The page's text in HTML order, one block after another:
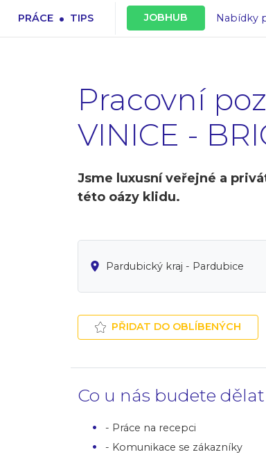
PRÁCE . TIPS JOBHUB Nabídky
Pracovní
VINICE -
Jsme luxusní veřejné a
této oázy klidu.
Pardubický kraj - Pardubice
PŘIDAT DO OBLÍBENÝCH
Co u nás budete dělat
- Práce na recepci
- Komunikace se zákazníky